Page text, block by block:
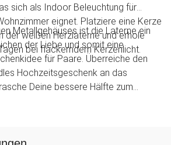
sich als Indoor Beleuchtung für
eignet. Platziere eine Kerze
der weißen Herzlaterne und erhole
bei flackerndem Kerzenlicht.
Metallgehäuses ist die Laterne ein
der Liebe und somit eine
für Paare. Überreiche den
Hochzeitsgeschenk an das
Deine bessere Hälfte zum
Hochzeit, zum Hochzeitstag oder